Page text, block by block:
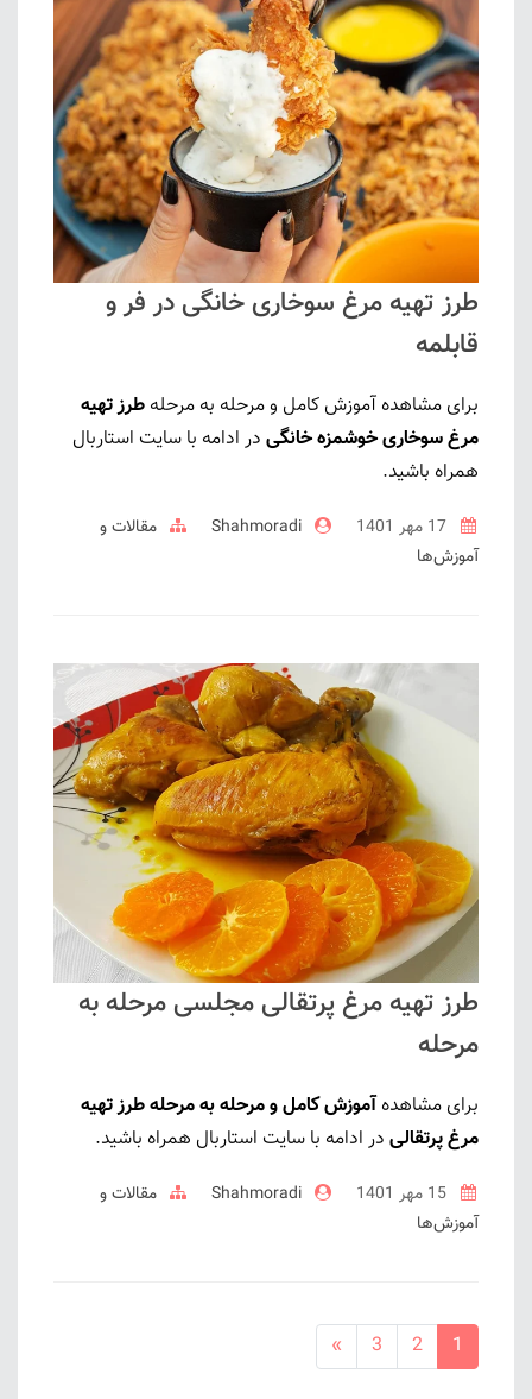
طرز تهیه مرغ سوخاری خانگی در فر و
قابلمه
برای مشاهده آموزش کامل و مرحله به مرحله طرز تهیه
مرغ سوخاری خوشمزه خانگی در ادامه با سایت استاربال
همراه باشید.
Shahmoradi
مقالات و
آموزش‌ها
طرز تهیه مرغ پرتقالی مجلسی مرحله به
مرحله
برای مشاهدهآموزش کامل و مرحله به مرحله طرز تهیه
مرغ پرتقالی در ادامه با سایت استاربال همراه باشید.
Shahmoradi
مقالات و
آموزش‌ها
1
2
3
»